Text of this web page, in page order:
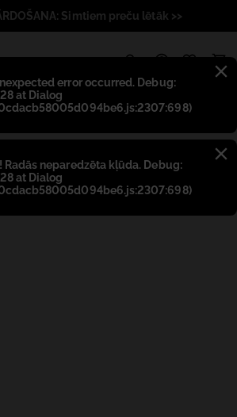
error occurred. Debug:
at Dialog
neparedzēta kļūda. Debug:
at Dialog
Simtiem preču lētāk >>